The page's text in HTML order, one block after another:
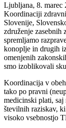
Ljubljana, 8. marec
Koordinaciji
Slovenije,
združenje
spremljamo
konoplje in drugih
omenjenih
smo izoblikovali
Koordinacija v
tako po pravni
medicinski plati, saj
številnih raziskav,
visoko vsebnostjo